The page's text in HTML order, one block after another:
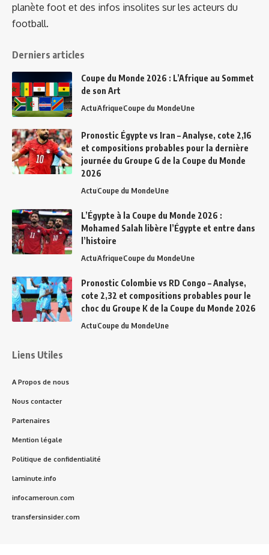
planète foot et des infos insolites sur les acteurs du
football.
Derniers articles
Coupe du Monde 2026 : L’Afrique au Sommet
de son Art
ActuAfriqueCoupe du MondeUne
Pronostic Égypte vs Iran – Analyse, cote 2,16
et compositions probables pour la dernière
journée du Groupe G de la Coupe du Monde
2026
ActuCoupe du MondeUne
L’Égypte à la Coupe du Monde 2026 :
Mohamed Salah libère l’Égypte et entre dans
l’histoire
ActuAfriqueCoupe du MondeUne
Pronostic Colombie vs RD Congo – Analyse,
cote 2,32 et compositions probables pour le
choc du Groupe K de la Coupe du Monde 2026
ActuCoupe du MondeUne
Liens Utiles
A Propos de nous
Nous contacter
Partenaires
Mention légale
Politique de confidentialité
laminute.info
infocameroun.com
transfersinsider.com